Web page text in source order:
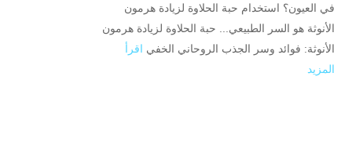
في العيون؟ استخدام حبة الحلاوة لزيادة هرمون
الأنوثة هو السر الطبيعي... حبة الحلاوة لزيادة هرمون
الأنوثة: فوائد وسر الجذب الروحاني الخفي اقرأ
المزيد